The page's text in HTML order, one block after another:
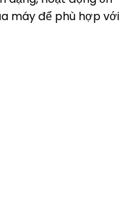
máy để phù hợp với